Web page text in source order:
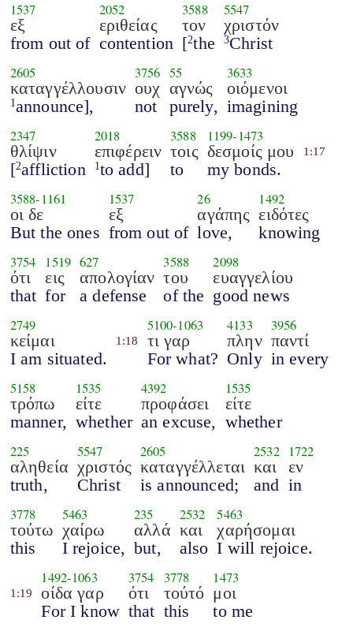
1537
εξ
from out of
2052
εριθείας
contention
3588
τον
[2the
5547
χριστόν
3Christ
2605
καταγγέλλουσιν
1 announce],
3756
ουχ
not
55
αγνώς
purely,
3633
οιόμενοι
imagining
2347
θλίψιν
[2affliction
2018
επιφέρειν
1 to add]
3588
τοις
to
1199-1473
δεσμοίς μου
my bonds.
1:17
3588-1161
οι δε
But the ones
1537
εξ
from out of
26
αγάπης
love,
1492
ειδότες
knowing
3754
ότι
that
1519
εις
for
627
απολογίαν
a defense
3588
του
of the
2098
ευαγγελίου
good news
2749
κείμαι
I am situated.
1:18
5100-1063
τι γαρ
For what?
4133
πλην
Only
3956
παντί
in every
5158
τρόπω
manner,
1535
είτε
whether
4392
προφάσει
an excuse,
1535
είτε
whether
225
αληθεία
truth,
5547
χριστός
Christ
2605
καταγγέλλεται
is announced;
2532
και
and
1722
εν
in
3778
τούτω
this
5463
χαίρω
I rejoice,
235
αλλά
but,
2532
και
also
5463
χαρήσομαι
I will rejoice.
1:19
1492-1063
οίδα γαρ
For I know
3754
ότι
that
3778
τούτό
this
1473
μοι
to me